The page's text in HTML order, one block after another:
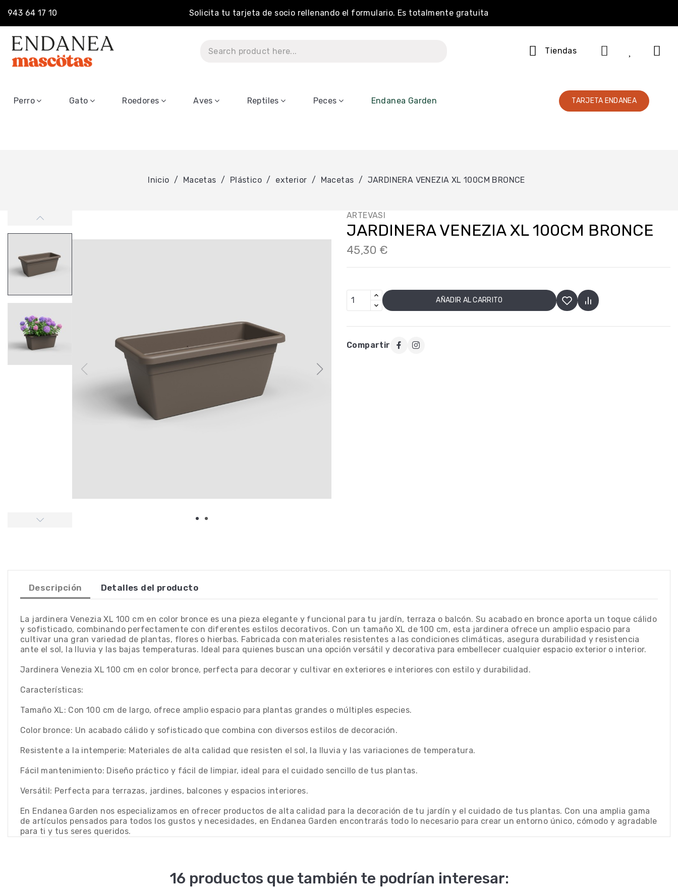
943 64 17 10 Solicita tu tarjeta de socio rellenando el formulario. Es totalmente gratuita
Tiendas
Perro Gato Roedores Aves Reptiles Peces Endanea Garden TARJETA ENDANEA
Inicio Macetas Plástico exterior Macetas JARDINERA VENEZIA XL 100CM BRONCE
ARTEVASI
JARDINERA VENEZIA XL 100CM BRONCE
45,30 €
AÑADIR AL CARRITO
Compartir
Descripción Detalles del producto
La jardinera Venezia XL 100 cm en color bronce es una pieza elegante y funcional para tu jardín, terraza o balcón. Su acabado en bronce aporta un toque cálido
y sofisticado, combinando perfectamente con diferentes estilos decorativos. Con un tamaño XL de 100 cm, esta jardinera ofrece un amplio espacio para
cultivar una gran variedad de plantas, flores o hierbas. Fabricada con materiales resistentes a las condiciones climáticas, asegura durabilidad y resistencia
ante el sol, la lluvia y las bajas temperaturas. Ideal para quienes buscan una opción versátil y decorativa para embellecer cualquier espacio exterior o interior.
Jardinera Venezia XL 100 cm en color bronce, perfecta para decorar y cultivar en exteriores e interiores con estilo y durabilidad.
Características:
Tamaño XL: Con 100 cm de largo, ofrece amplio espacio para plantas grandes o múltiples especies.
Color bronce: Un acabado cálido y sofisticado que combina con diversos estilos de decoración.
Resistente a la intemperie: Materiales de alta calidad que resisten el sol, la lluvia y las variaciones de temperatura.
Fácil mantenimiento: Diseño práctico y fácil de limpiar, ideal para el cuidado sencillo de tus plantas.
Versátil: Perfecta para terrazas, jardines, balcones y espacios interiores.
En Endanea Garden nos especializamos en ofrecer productos de alta calidad para la decoración de tu jardín y el cuidado de tus plantas. Con una amplia gama
de artículos pensados para todos los gustos y necesidades, en Endanea Garden encontrarás todo lo necesario para crear un entorno único, cómodo y agradable
para ti y tus seres queridos.
16 productos que también te podrían interesar: